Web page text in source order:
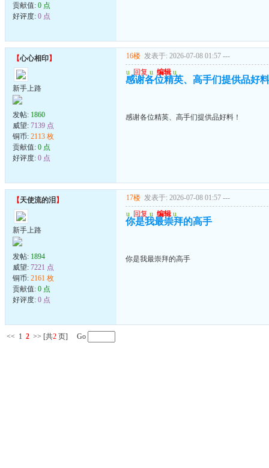
贡献值: 0 点
好评度: 0 点
【心心相印】
新手上路
发帖: 1860
威望: 7139 点
铜币: 2113 枚
贡献值: 0 点
好评度: 0 点
16楼 发表于: 2026-07-08 01:57 ---
u 回复 u 编辑 u
感谢各位精英、高手们提供品好
感谢各位精英、高手们提供品好料！
【天使流的泪 】
新手上路
发帖: 1894
威望: 7221 点
铜币: 2161 枚
贡献值: 0 点
好评度: 0 点
17楼 发表于: 2026-07-08 01:57 ---
u 回复 u 编辑 u
你是我最崇拜的高手
你是我最崇拜的高手
<< 1 2 >> [共2 页] Go